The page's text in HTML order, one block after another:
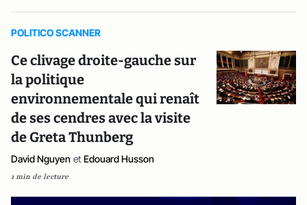
POLITICO SCANNER
Ce clivage droite-gauche sur
la politique
environnementale qui renaît
de ses cendres avec la visite
de Greta Thunberg
David Nguyen et Edouard Husson
1 min de lecture